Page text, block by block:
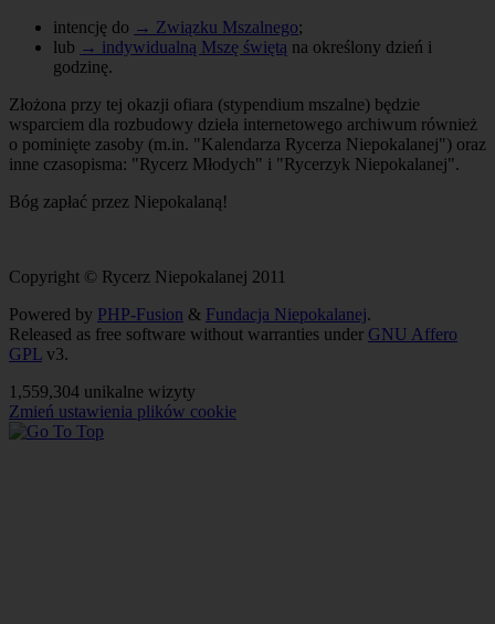
intencję do → Związku Mszalnego;
lub → indywidualną Mszę świętą na określony dzień i
godzinę.
Złożona przy tej okazji ofiara (stypendium mszalne) będzie
wsparciem dla rozbudowy dzieła internetowego archiwum również
o pominięte zasoby (m.in. "Kalendarza Rycerza Niepokalanej") oraz
inne czasopisma: "Rycerz Młodych" i "Rycerzyk Niepokalanej".
Bóg zapłać przez Niepokalaną!
Copyright © Rycerz Niepokalanej 2011
Powered by PHP-Fusion & Fundacja Niepokalanej.
Released as free software without warranties under GNU Affero
GPL v3.
1,559,304 unikalne wizyty
Zmień ustawienia plików cookie